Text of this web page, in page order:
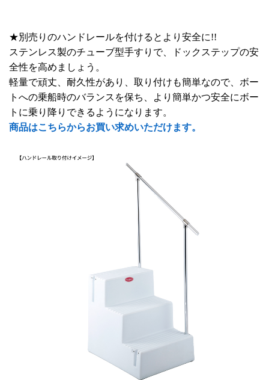
★別売りのハンドレールを付けるとより安全に!!
ステンレス製のチューブ型手すりで、ドックステップの安
全性を高めましょう。
軽量で頑丈、耐久性があり、取り付けも簡単なので、ボー
トへの乗船時のバランスを保ち、より簡単かつ安全にボー
トに乗り降りできるようになります。
商品はこちらからお買い求めいただけます。